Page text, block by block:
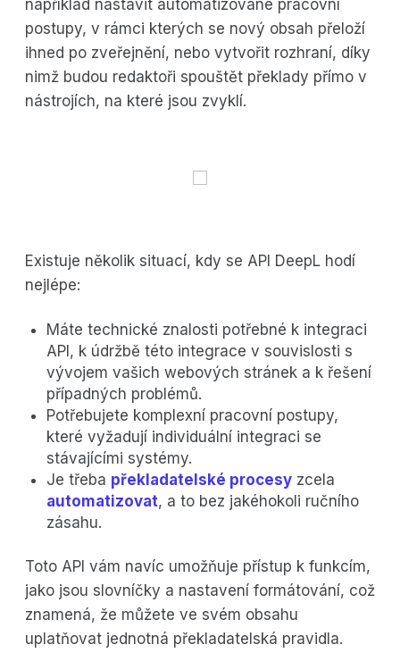
například nastavit automatizované pracovní
postupy, v rámci kterých se nový obsah přeloží
ihned po zveřejnění, nebo vytvořit rozhraní, díky
nimž budou redaktoři spouštět překlady přímo v
nástrojích, na které jsou zvyklí.
Existuje několik situací, kdy se API DeepL hodí
nejlépe:
Máte technické znalosti potřebné k integraci
API, k údržbě této integrace v souvislosti s
vývojem vašich webových stránek a k řešení
případných problémů.
Potřebujete komplexní pracovní postupy,
které vyžadují individuální integraci se
stávajícími systémy.
Je třeba překladatelské procesy zcela
automatizovat, a to bez jakéhokoli ručního
zásahu.
Toto API vám navíc umožňuje přístup k funkcím,
jako jsou slovníčky a nastavení formátování, což
znamená, že můžete ve svém obsahu
uplatňovat jednotná překladatelská pravidla.